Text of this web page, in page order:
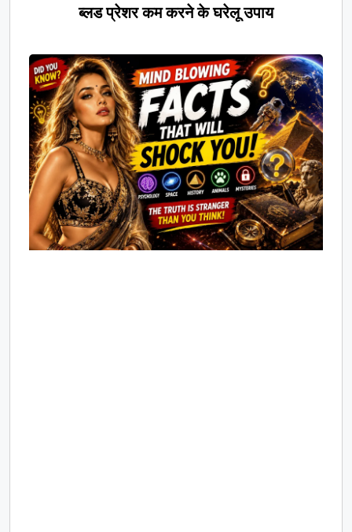
ब्लड प्रेशर कम करने के घरेलू उपाय